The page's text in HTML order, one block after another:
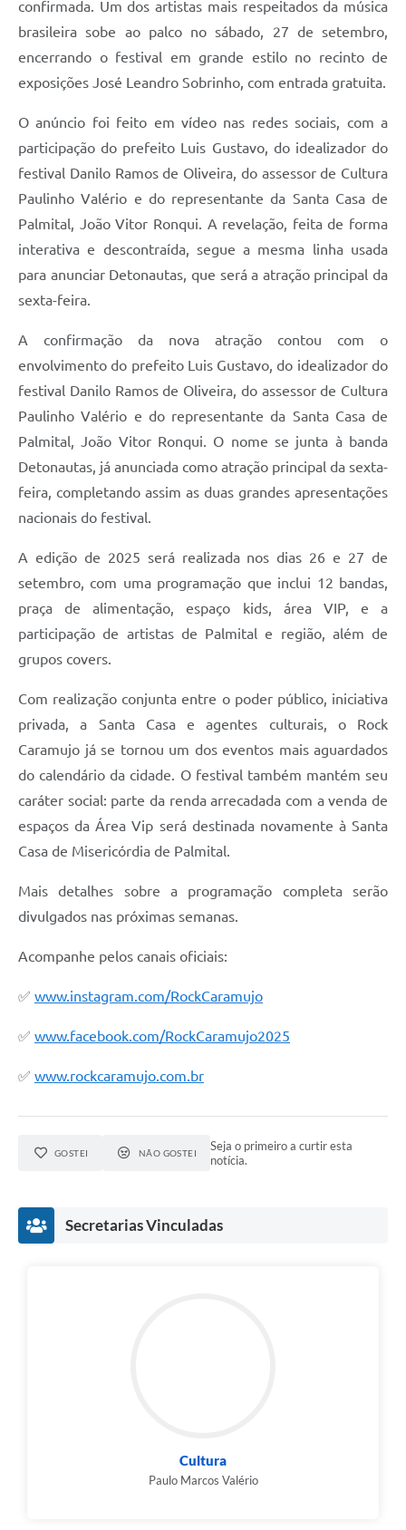
confirmada. Um dos artistas mais respeitados da música
brasileira sobe ao palco no sábado, 27 de setembro,
encerrando o festival em grande estilo no recinto de
exposições José Leandro Sobrinho, com entrada gratuita.
O anúncio foi feito em vídeo nas redes sociais, com a
participação do prefeito Luis Gustavo, do idealizador do
festival Danilo Ramos de Oliveira, do assessor de Cultura
Paulinho Valério e do representante da Santa Casa de
Palmital, João Vitor Ronqui. A revelação, feita de forma
interativa e descontraída, segue a mesma linha usada
para anunciar Detonautas, que será a atração principal da
sexta-feira.
A confirmação da nova atração contou com o
envolvimento do prefeito Luis Gustavo, do idealizador do
festival Danilo Ramos de Oliveira, do assessor de Cultura
Paulinho Valério e do representante da Santa Casa de
Palmital, João Vitor Ronqui. O nome se junta à banda
Detonautas, já anunciada como atração principal da sexta-
feira, completando assim as duas grandes apresentações
nacionais do festival.
A edição de 2025 será realizada nos dias 26 e 27 de
setembro, com uma programação que inclui 12 bandas,
praça de alimentação, espaço kids, área VIP, e a
participação de artistas de Palmital e região, além de
grupos covers.
Com realização conjunta entre o poder público, iniciativa
privada, a Santa Casa e agentes culturais, o Rock
Caramujo já se tornou um dos eventos mais aguardados
do calendário da cidade. O festival também mantém seu
caráter social: parte da renda arrecadada com a venda de
espaços da Área Vip será destinada novamente à Santa
Casa de Misericórdia de Palmital.
Mais detalhes sobre a programação completa serão
divulgados nas próximas semanas.
Acompanhe pelos canais oficiais:
✅ www.instagram.com/RockCaramujo
✅ www.facebook.com/RockCaramujo2025
✅ www.rockcaramujo.com.br
GOSTEI NÃO GOSTEI
Seja o primeiro a curtir esta
notícia.
Secretarias Vinculadas
Cultura
Paulo Marcos Valério